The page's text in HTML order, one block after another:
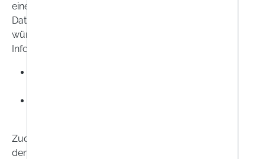
einen Einkauf erforderlichen personenbezogenen
Daten über Ihr Amazon-Konto oder Paypal-Konto
wünschen, teilen wir die hierzu erforderlichen
Informationen direkt mit Amazon oder Paypal.
Zudem teilen wir die erforderlichen Daten, um Ihnen
den Käuferschutz von Trusted Shops zu bieten.